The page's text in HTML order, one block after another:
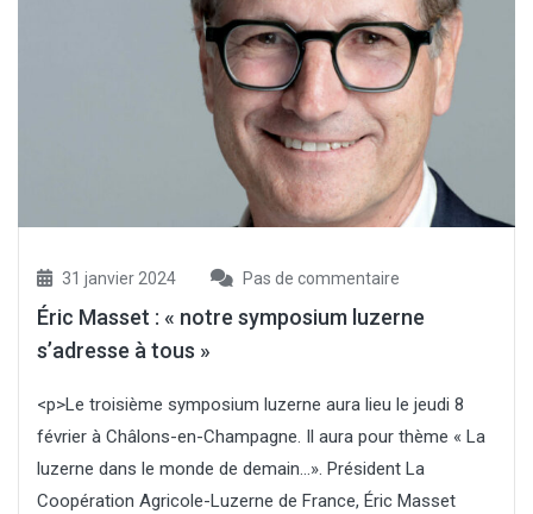
31 janvier 2024 Pas de commentaire
Éric Masset : « notre symposium luzerne
s’adresse à tous »
<p>Le troisième symposium luzerne aura lieu le jeudi 8
février à Châlons-en-Champagne. Il aura pour thème « La
luzerne dans le monde de demain…». Président La
Coopération Agricole-Luzerne de France, Éric Masset